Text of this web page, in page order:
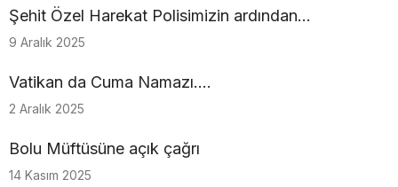
Şehit Özel Harekat Polisimizin ardından…
9 Aralık 2025
Vatikan da Cuma Namazı....
2 Aralık 2025
Bolu Müftüsüne açık çağrı
14 Kasım 2025